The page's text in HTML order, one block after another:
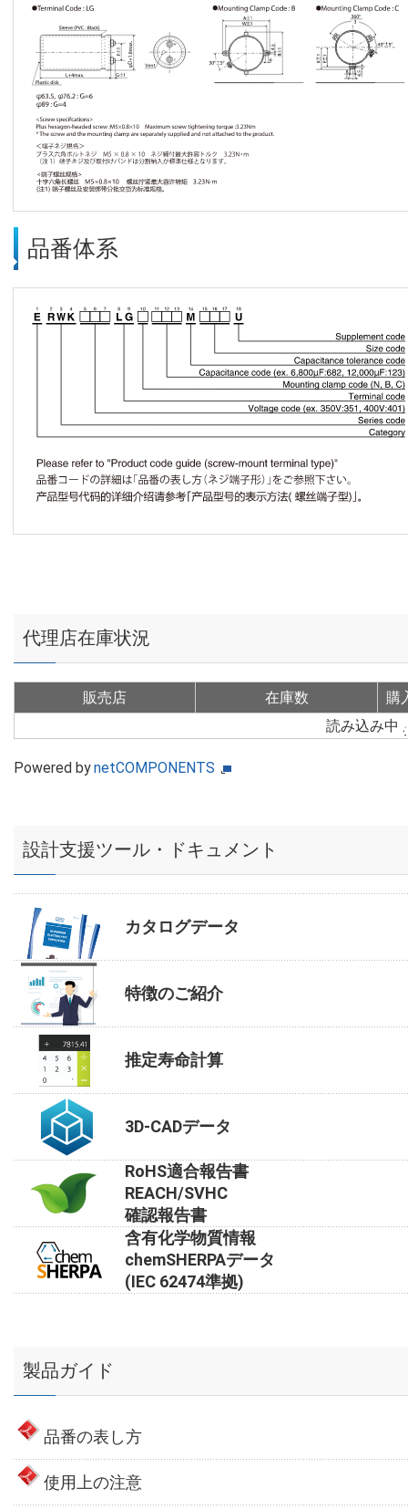
品番体系
代理店在庫状況
販売店 在庫数
購
読み込み中
Powered bynetCOMPONENTS
設計支援ツール・ドキュメント
カタログデータ
特徴のご紹介
推定寿命計算
3D-CADデータ
RoHS適合報告書
REACH/SVHC
確認報告書
含有化学物質情報
chemSHERPAデータ
(IEC 62474準拠)
製品ガイド
品番の表し方
使用上の注意